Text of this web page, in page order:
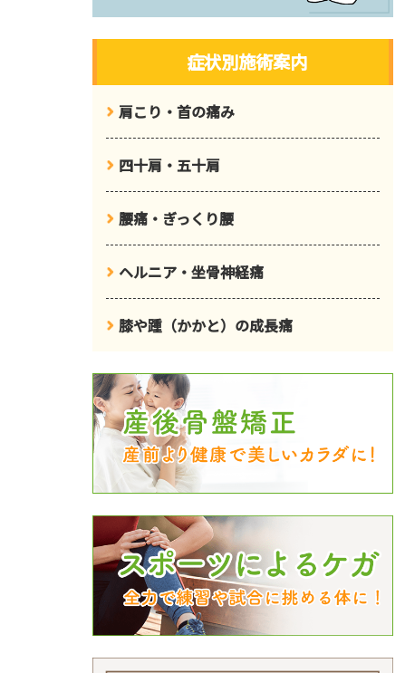
症状別施術案内
肩こり・首の痛み
四十肩・五十肩
腰痛・ぎっくり腰
ヘルニア・坐骨神経痛
膝や踵（かかと）の成長痛